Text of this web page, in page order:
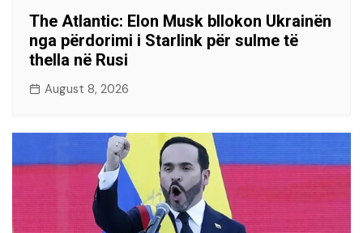
The Atlantic: Elon Musk bllokon Ukrainën
nga përdorimi i Starlink për sulme të
thella në Rusi
August 8, 2026